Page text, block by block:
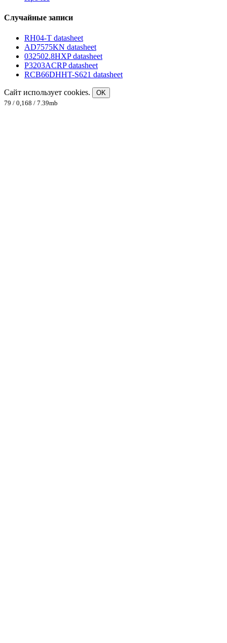
Случайные записи
RH04-T datasheet
AD7575KN datasheet
032502.8HXP datasheet
P3203ACRP datasheet
RCB66DHHT-S621 datasheet
Сайт использует cookies.
OK
79 / 0,168 / 7.39mb